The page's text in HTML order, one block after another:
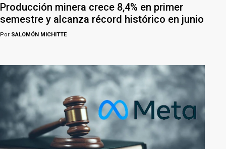
Producción minera crece 8,4% en primer
semestre y alcanza récord histórico en junio
Por SALOMÓN MICHITTE